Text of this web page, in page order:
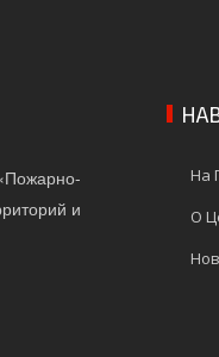
и
На
О